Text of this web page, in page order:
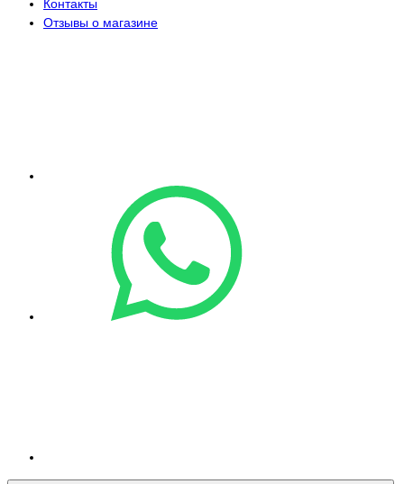
Контакты
Отзывы о магазине